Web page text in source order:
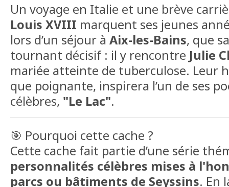
Un voyage en Italie et une brève
Louis XVIII marquent ses jeunes
lors d’un séjour à Aix-les-Bains, que
tournant décisif : il y rencontre Julie
mariée atteinte de tuberculose. Leur
que poignante, inspirera l’un de ses
célèbres, "Le Lac".
🎯 Pourquoi cette cache ?
Cette cache fait partie d’une série
personnalités célèbres mises à
parcs ou bâtiments de Seyssins. En